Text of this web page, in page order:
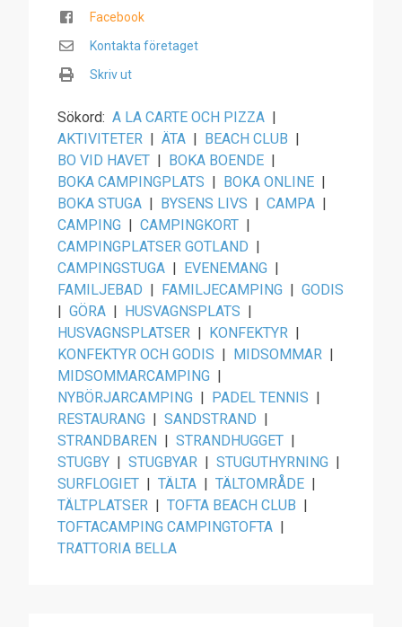
Facebook
Kontakta företaget
Skriv ut
Sökord: A LA CARTE OCH PIZZA |
AKTIVITETER | ÄTA | BEACH CLUB |
BO VID HAVET | BOKA BOENDE |
BOKA CAMPINGPLATS | BOKA ONLINE |
BOKA STUGA | BYSENS LIVS | CAMPA |
CAMPING | CAMPINGKORT |
CAMPINGPLATSER GOTLAND |
CAMPINGSTUGA | EVENEMANG |
FAMILJEBAD | FAMILJECAMPING | GODIS
| GÖRA | HUSVAGNSPLATS |
HUSVAGNSPLATSER | KONFEKTYR |
KONFEKTYR OCH GODIS | MIDSOMMAR |
MIDSOMMARCAMPING |
NYBÖRJARCAMPING | PADEL TENNIS |
RESTAURANG | SANDSTRAND |
STRANDBAREN | STRANDHUGGET |
STUGBY | STUGBYAR | STUGUTHYRNING |
SURFLOGIET | TÄLTA | TÄLTOMRÅDE |
TÄLTPLATSER | TOFTA BEACH CLUB |
TOFTACAMPING CAMPINGTOFTA |
TRATTORIA BELLA